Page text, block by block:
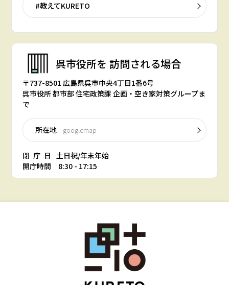
#教えてKURETO
呉市役所を 訪問される場合
〒737-8501 広島県呉市中央4丁目1番6号
呉市役所 都市部 住宅政策課 企画・空き家対策グループま
で
所在地 googlemap
閉庁日 土日祝/年末年始
開庁時間 8:30 - 17:15